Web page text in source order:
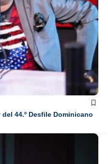
44.º Desfile Dominicano